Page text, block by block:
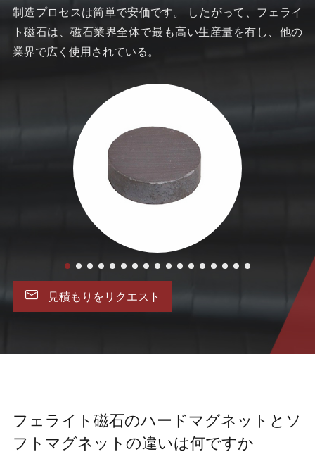
制造プロセスは简単で安価です。 したがって、フェライ
ト磁石は、磁石業界全体で最も高い生産量を有し、他の
業界で広く使用されている。
 見積もりをリクエスト
フェライト磁石のハードマグネットとソ
フトマグネットの違いは何ですか